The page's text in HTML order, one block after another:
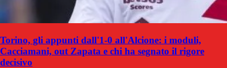
Torino, gli appunti dall'1-0 all'Alcione: i moduli,
Cacciamani, out Zapata e chi ha segnato il rigore
decisivo